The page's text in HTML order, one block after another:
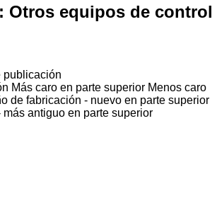
Otros equipos de control
publicación
Más caro en parte superior Menos caro
de fabricación - nuevo en parte superior
antiguo en parte superior